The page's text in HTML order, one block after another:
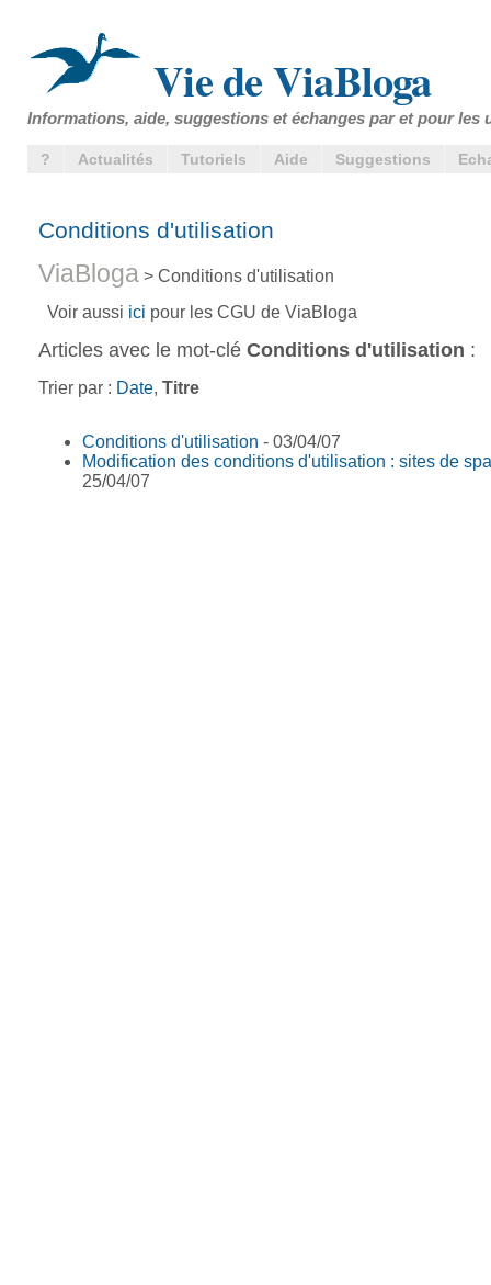
Vie de ViaBloga
Informations, aide, suggestions et échanges par et pour les
? Actualités Tutoriels Aide Suggestions
Conditions d'utilisation
ViaBloga > Conditions d'utilisation
Voir aussi ici pour les CGU de ViaBloga
Articles avec le mot-clé Conditions d'utilisation :
Trier par : Date, Titre
Conditions d'utilisation - 03/04/07
Modification des conditions d'utilisation : sites de
25/04/07